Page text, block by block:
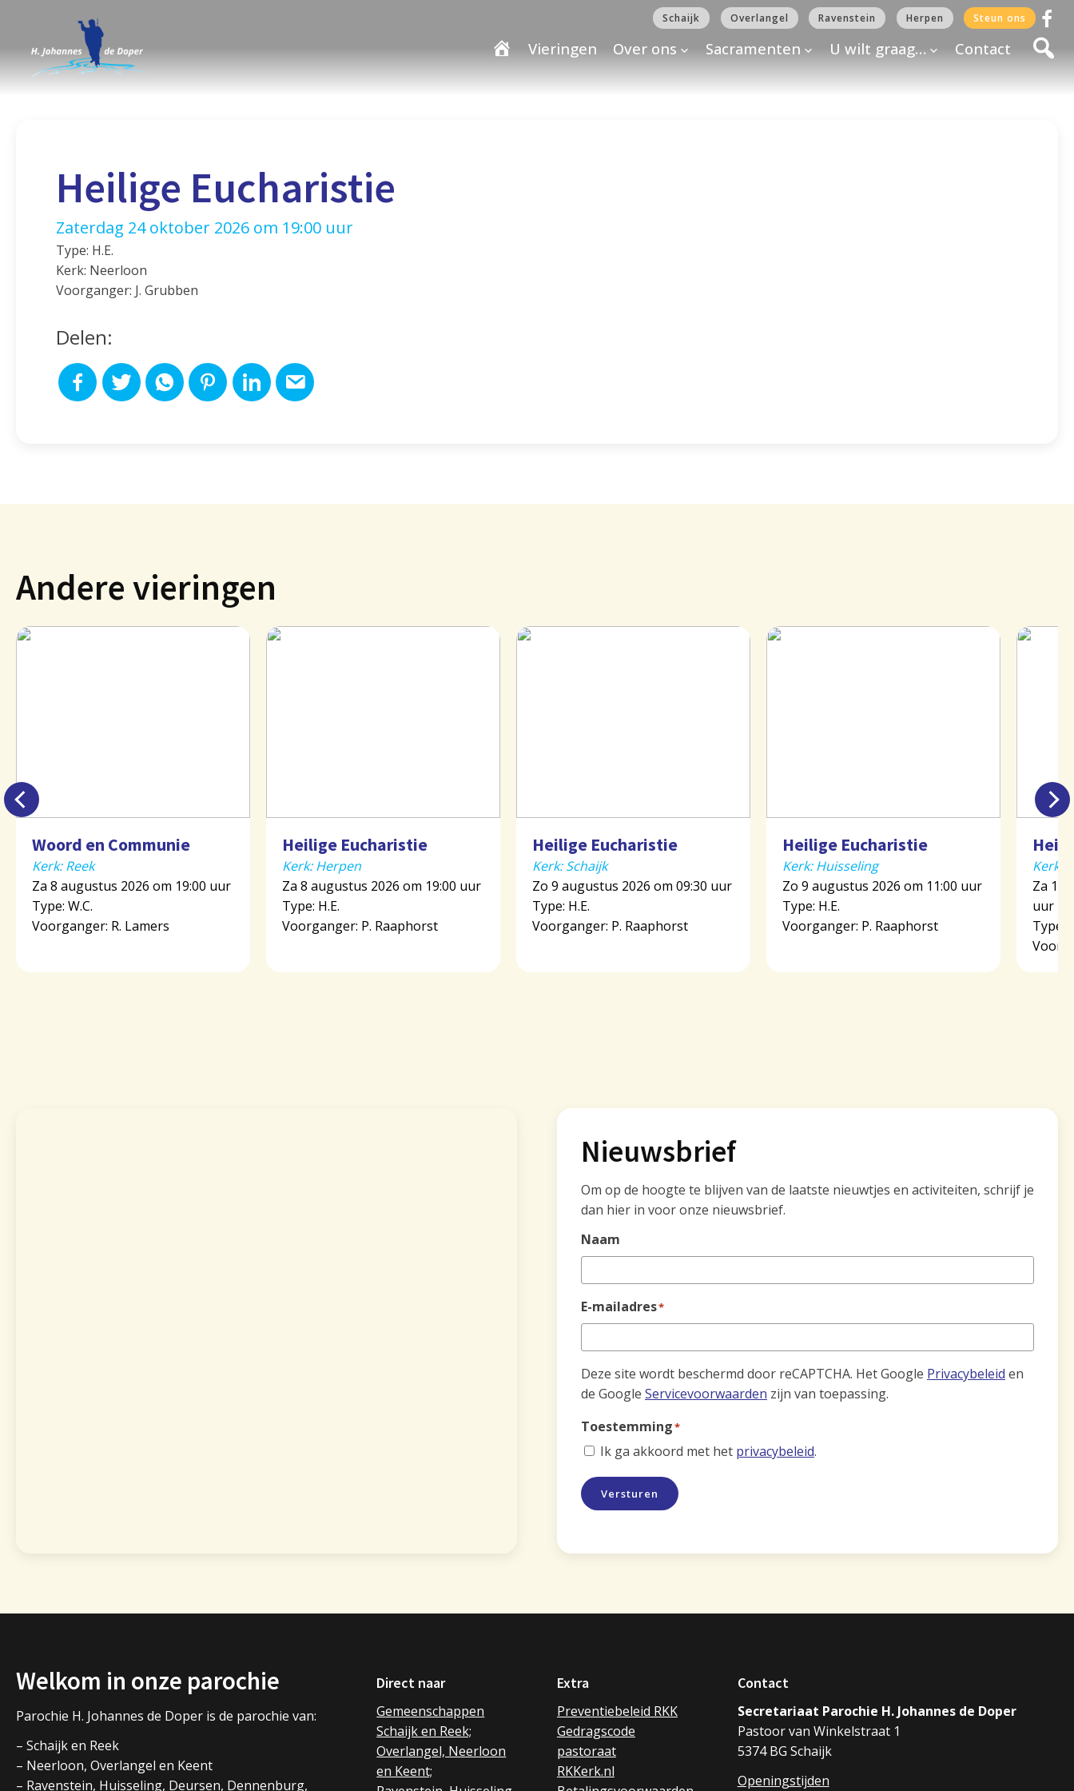
Schaijk Overlangel Ravenstein Herpen Steun ons
Vieringen Over ons Sacramenten U wilt graag… Contact
Heilige Eucharistie
Zaterdag 24 oktober 2026 om 19:00 uur
Type: H.E.
Kerk: Neerloon
Voorganger: J. Grubben
Delen:
Andere vieringen
Woord en Communie
Kerk: Reek
Za 8 augustus 2026 om 19:00 uur
Type: W.C.
Voorganger: R. Lamers
Heilige Eucharistie
Kerk: Herpen
Za 8 augustus 2026 om 19:00 uur
Type: H.E.
Voorganger: P. Raaphorst
Heilige Eucharistie
Kerk: Schaijk
Zo 9 augustus 2026 om 09:30 uur
Type: H.E.
Voorganger: P. Raaphorst
Heilige Eucharistie
Kerk: Huisseling
Zo 9 augustus 2026 om 11:00 uur
Type: H.E.
Voorganger: P. Raaphorst
Kerk:
Za 15
uur
Type:
Nieuwsbrief
Om op de hoogte te blijven van de laatste nieuwtjes en activiteiten, schrijf je
dan hier in voor onze nieuwsbrief.
Naam
E-mailadres*
Deze site wordt beschermd door reCAPTCHA. Het Google Privacybeleid en
de Google Servicevoorwaarden zijn van toepassing.
Toestemming*
Ik ga akkoord met het privacybeleid.
Versturen
Welkom in onze parochie
Parochie H. Johannes de Doper is de parochie van:
– Schaijk en Reek
– Neerloon, Overlangel en Keent
– Ravenstein, Huisseling, Deursen, Dennenburg,
Direct naar
Gemeenschappen
Schaijk en Reek;
Overlangel, Neerloon
en Keent;
Extra
Preventiebeleid RKK
Gedragscode
pastoraat
RKKerk.nl
Contact
Secretariaat Parochie H. Johannes de Doper
Pastoor van Winkelstraat 1
5374 BG Schaijk
Openingstijden